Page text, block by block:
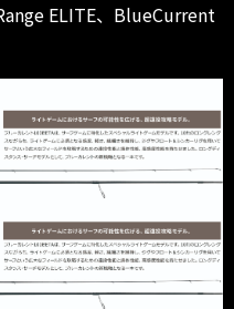
ELITE、BlueCurrent